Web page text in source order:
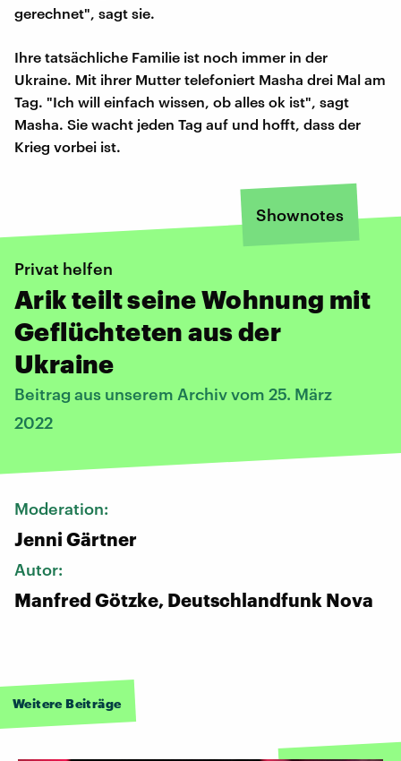
gerechnet", sagt sie.
Ihre tatsächliche Familie ist noch immer in der
Ukraine. Mit ihrer Mutter telefoniert Masha drei Mal am
Tag. "Ich will einfach wissen, ob alles ok ist", sagt
Masha. Sie wacht jeden Tag auf und hofft, dass der
Krieg vorbei ist.
Shownotes
Privat helfen
Arik teilt seine Wohnung mit
Geflüchteten aus der
Ukraine
Beitrag aus unserem Archiv vom 25. März
2022
Moderation:
Jenni Gärtner
Autor:
Manfred Götzke, Deutschlandfunk Nova
Weitere Beiträge